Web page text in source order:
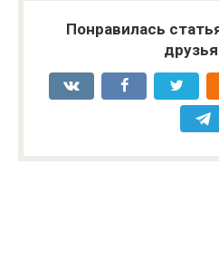
Понравилась